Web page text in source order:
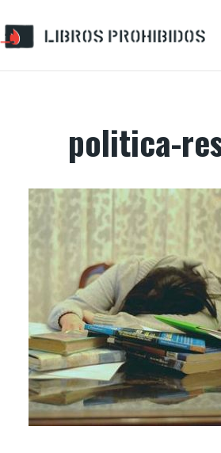
politica-